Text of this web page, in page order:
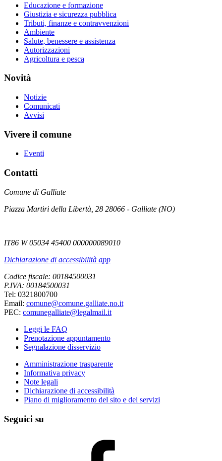
Educazione e formazione
Giustizia e sicurezza pubblica
Tributi, finanze e contravvenzioni
Ambiente
Salute, benessere e assistenza
Autorizzazioni
Agricoltura e pesca
Novità
Notizie
Comunicati
Avvisi
Vivere il comune
Eventi
Contatti
Comune di Galliate
Piazza Martiri della Libertà, 28 28066 - Galliate (NO)
IT86 W 05034 45400 000000089010
Dichiarazione di accessibilità app
Codice fiscale: 00184500031
P.IVA: 00184500031
Tel: 0321800700
Email: comune@comune.galliate.no.it
PEC: comunegalliate@legalmail.it
Leggi le FAQ
Prenotazione appuntamento
Segnalazione disservizio
Amministrazione trasparente
Informativa privacy
Note legali
Dichiarazione di accessibilità
Piano di miglioramento del sito e dei servizi
Seguici su